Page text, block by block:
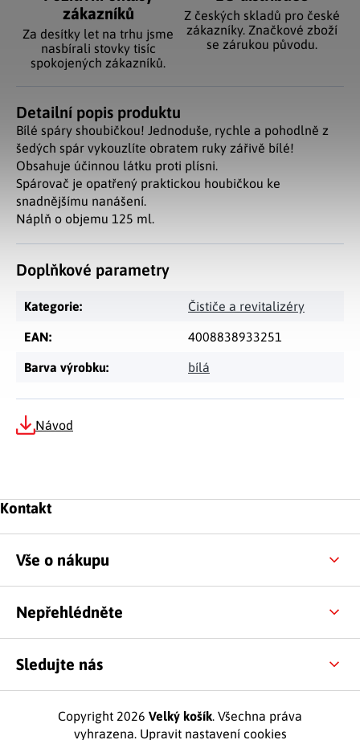
zákazníků
Za desítky let na trhu jsme
nasbírali stovky tisíc
spokojených zákazníků.
Z českých skladů pro české
zákazníky. Značkové zboží
se zárukou původu.
Detailní popis produktu
Bílé spáry shoubičkou! Jednoduše, rychle a pohodlně z
šedých spár vykouzlíte obratem ruky zářivě bílé!
Obsahuje účinnou látku proti plísni.
Spárovač je opatřený praktickou houbičkou ke
snadnějšímu nanášení.
Náplň o objemu 125 ml.
Doplňkové parametry
Kategorie: Čističe a revitalizéry
EAN: 4008838933251
Barva výrobku: bílá
Návod
Zápatí
Kontakt
Vše o nákupu
Nepřehlédněte
Sledujte nás
Copyright 2026 Velký košík. Všechna práva
vyhrazena. Upravit nastavení cookies